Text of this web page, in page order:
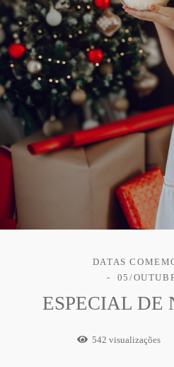
DATAS
05/
ESPECIAL DE
542 visualizações